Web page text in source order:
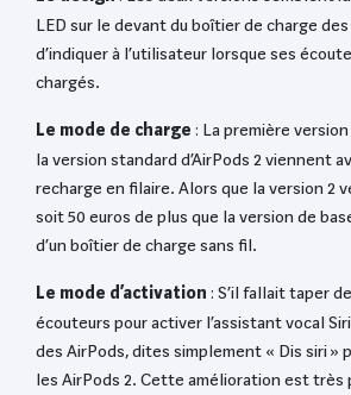
LED sur le devant du boîtier de charge
d’indiquer à l’utilisateur lorsque ses
chargés.
Le mode de charge : La première version
la version standard d’AirPods 2 viennent
recharge en filaire. Alors que la version 2
soit 50 euros de plus que la version de
d’un boîtier de charge sans fil.
Le mode d’activation : S’il fallait taper
écouteurs pour activer l’assistant vocal
des AirPods, dites simplement « Dis siri »
les AirPods 2. Cette amélioration est très